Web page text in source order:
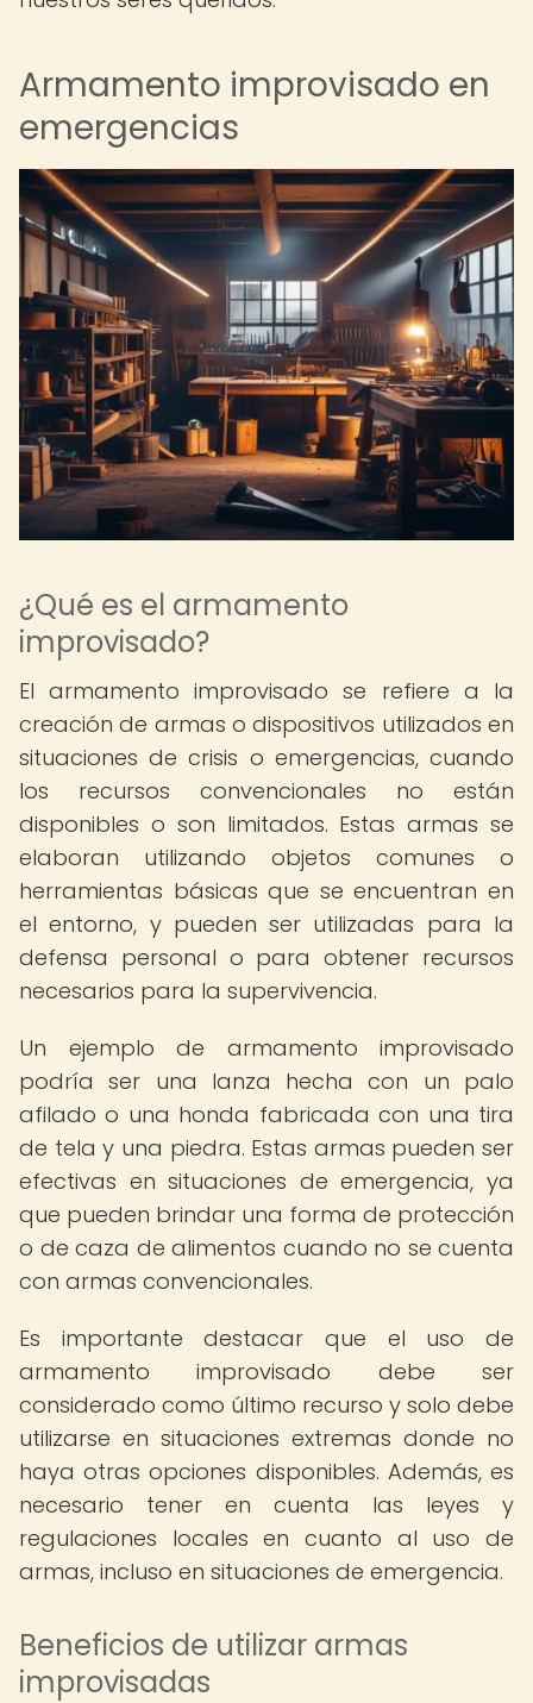
Armamento improvisado en
emergencias
¿Qué es el armamento
improvisado?
El armamento improvisado se refiere a la
creación de armas o dispositivos utilizados en
situaciones de crisis o emergencias, cuando
los recursos convencionales no están
disponibles o son limitados. Estas armas se
elaboran utilizando objetos comunes o
herramientas básicas que se encuentran en
el entorno, y pueden ser utilizadas para la
defensa personal o para obtener recursos
necesarios para la supervivencia.
Un ejemplo de armamento improvisado
podría ser una lanza hecha con un palo
afilado o una honda fabricada con una tira
de tela y una piedra. Estas armas pueden ser
efectivas en situaciones de emergencia, ya
que pueden brindar una forma de protección
o de caza de alimentos cuando no se cuenta
con armas convencionales.
Es importante destacar que el uso de
armamento improvisado debe ser
considerado como último recurso y solo debe
utilizarse en situaciones extremas donde no
haya otras opciones disponibles. Además, es
necesario tener en cuenta las leyes y
regulaciones locales en cuanto al uso de
armas, incluso en situaciones de emergencia.
Beneficios de utilizar armas
improvisadas